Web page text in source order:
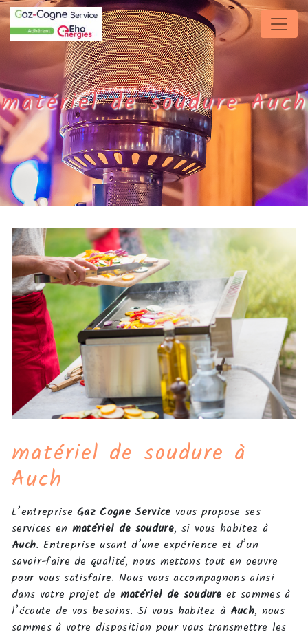
Panneau de gestion des cookies
matériel de soudure Auch
matériel de soudure à
Auch
L’entrepriseGaz Cogne Service vous propose ses
services en matériel de soudure, si vous habitez à
Auch. Entreprise usant d’une expérience et d’un
savoir-faire de qualité, nous mettons tout en oeuvre
pour vous satisfaire. Nous vous accompagnons ainsi
dans votre projet de matériel de soudure et sommes à
l’écoute de vos besoins. Si vous habitez à Auch, nous
sommes à votre disposition pour vous transmettre les